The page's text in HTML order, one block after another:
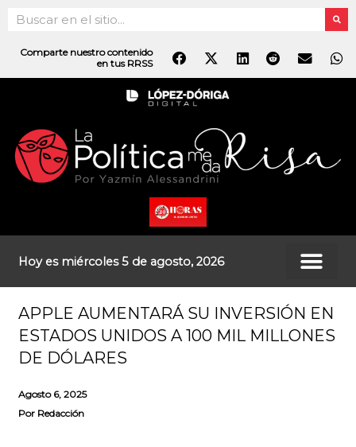
contenido
Search
Comparte nuestro contenido
en tus RRSS
Hoy es miércoles 5 de agosto, 2026
APPLE AUMENTARÁ SU INVERSIÓN EN
ESTADOS UNIDOS A 100 MIL MILLONES
DE DÓLARES
Agosto 6, 2025
Por Redacción